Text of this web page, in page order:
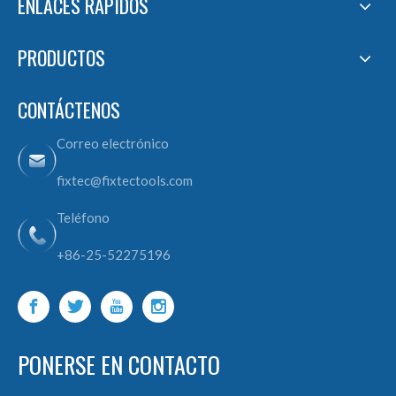
PRODUCTOS
CONTÁCTENOS
Correo electrónico
fixtec@fixtectools.com
Teléfono
+86-25-52275196
PONERSE EN CONTACTO